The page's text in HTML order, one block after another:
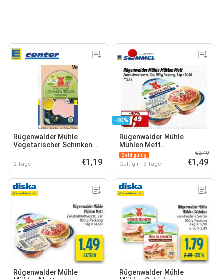
Rügenwalder Mühle
Vegetarischer Schinken
2 Tage €1,19
-40%
Rügenwalder Mühle
Mühlen Mett
Zwiebelmettwurst
Bald gültig
Gültig in 3 Tagen
€2,49
€1,49
Rügenwalder Mühle
Rügenwalder Mühle